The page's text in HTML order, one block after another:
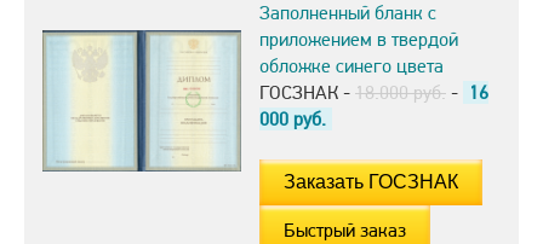
Заполненный бланк с
приложением в твердой
обложке синего цвета
ГОСЗНАК - 18.000 руб. - 16
000 руб.
Быстрый заказ